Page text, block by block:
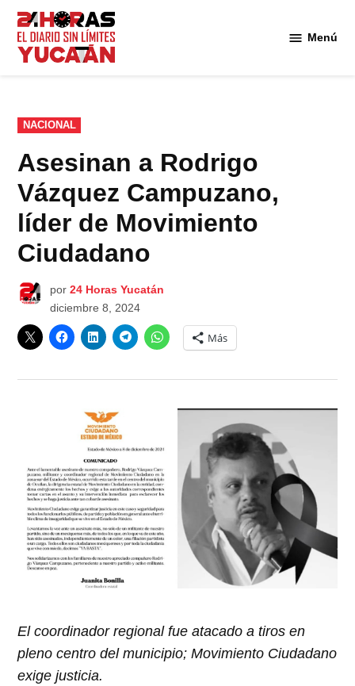
Saltar
contenido
Menú
PUBLICADO
EN
NACIONAL
Asesinan a Rodrigo
Vázquez Campuzano,
líder de Movimiento
Ciudadano
por 24 Horas Yucatán
diciembre 8, 2024
Más
El coordinador regional fue atacado a tiros en
pleno centro del municipio; Movimiento Ciudadano
exige justicia.